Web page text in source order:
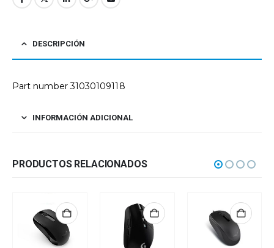
DESCRIPCIÓN
Part number 31030109118
INFORMACIÓN ADICIONAL
PRODUCTOS RELACIONADOS